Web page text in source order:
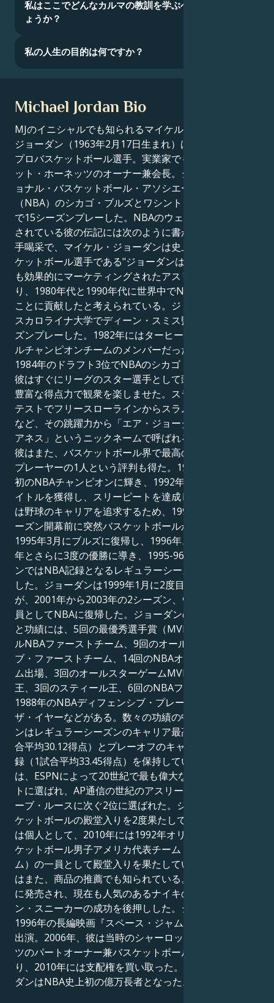
私はここでどんなカルマの教訓を学ぶべきなのでし
ょうか？
私の人生の目的は何ですか？
Michael Jordan Bio
MJのイニシャルでも知られるマイケル・ジェフリー・
ジョーダン（1963年2月17日生まれ）は、アメリカの元
プロバスケットボール選手。実業家でもあり、シャーロ
ット・ホーネッツのオーナー兼会長。ジョーダンはナシ
ョナル・バスケットボール・アソシエーション
（NBA）のシカゴ・ブルズとワシントン・ウィザーズ
で15シーズンプレーした。NBAのウェブサイトに掲載
されている彼の伝記には次のように書かれている："拍
手喝采で、マイケル・ジョーダンは史上最も偉大なバス
ケットボール選手である"ジョーダンは、彼の世代で最
も効果的にマーケティングされたアスリートの一人であ
り、1980年代と1990年代に世界中でNBAを普及させる
ことに貢献したと考えられている。ジョーダンは、ノー
スカロライナ大学でディーン・スミス監督の下で3シー
ズンプレーした。1982年にはターヒールスのナショナ
ルチャンピオンチームのメンバーだった。ジョーダンは
1984年のドラフト3位でNBAのシカゴ・ブルズに入団。
彼はすぐにリーグのスター選手として頭角を現し、その
豊富な得点力で観衆を楽しませた。スラムダンク・コン
テストでフリースローラインからスラムダンクを決める
など、その跳躍力から「エア・ジョーダン」「ヒズ・エ
アネス」というニックネームで呼ばれるようになった。
彼はまた、バスケットボール界で最高のディフェンス・
プレーヤーの1人という評判も得た。1991年、ブルズで
初のNBAチャンピオンに輝き、1992年と1993年にもタ
イトルを獲得し、スリーピートを達成した。ジョーダン
は野球のキャリアを追求するため、1993-94年のNBAシ
ーズン開幕前に突然バスケットボールから引退したが、
1995年3月にブルズに復帰し、1996年、1997年、1998
年とさらに3度の優勝に導き、1995-96年のNBAシーズ
ンではNBA記録となるレギュラーシーズン72勝を達成
した。ジョーダンは1999年1月に2度目の引退をした
が、2001年から2003年の2シーズン、ウィザーズの一
員としてNBAに復帰した。ジョーダンの個人的な栄誉
と功績には、5回の最優秀選手賞（MVP）、10回のオー
ルNBAファーストチーム、9回のオールディフェンシ
ブ・ファーストチーム、14回のNBAオールスターゲー
ム出場、3回のオールスターゲームMVP、10回の得点
王、3回のスティール王、6回のNBAファイナルMVP、
1988年のNBAディフェンシブ・プレーヤー・オブ・
ザ・イヤーなどがある。数々の功績の中でも、ジョーダ
ンはレギュラーシーズンのキャリア最高得点記録（1試
合平均30.12得点）とプレーオフのキャリア最高得点記
録（1試合平均33.45得点）を保持している。1999年に
は、ESPNによって20世紀で最も偉大な北米のアスリー
トに選ばれ、AP通信の世紀のアスリートリストではベ
ーブ・ルースに次ぐ2位に選ばれた。ジョーダンはバス
ケットボールの殿堂入りを2度果たしており、2009年に
は個人として、2010年には1992年オリンピックのバス
ケットボール男子アメリカ代表チーム（ドリームチー
ム）の一員として殿堂入りを果たしている。ジョーダン
はまた、商品の推薦でも知られている。彼は、1985年
に発売され、現在も人気のあるナイキのエア・ジョーダ
ン・スニーカーの成功を後押しした。ジョーダンは
1996年の長編映画『スペース・ジャム』にも本人役で
出演。2006年、彼は当時のシャーロット・ボブキャッ
ツのパートオーナー兼バスケットボール運営責任者とな
り、2010年には支配権を買い取った。2015年、ジョー
ダンはNBA史上初の億万長者となった。